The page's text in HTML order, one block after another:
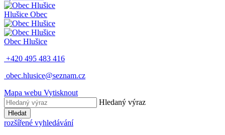
Hlušice Obec
Obec Hlušice
+420 495 483 416
obec.hlusice@seznam.cz
Mapa webu Vytisknout
Hledaný výraz
Hledat
rozšířené vyhledávání